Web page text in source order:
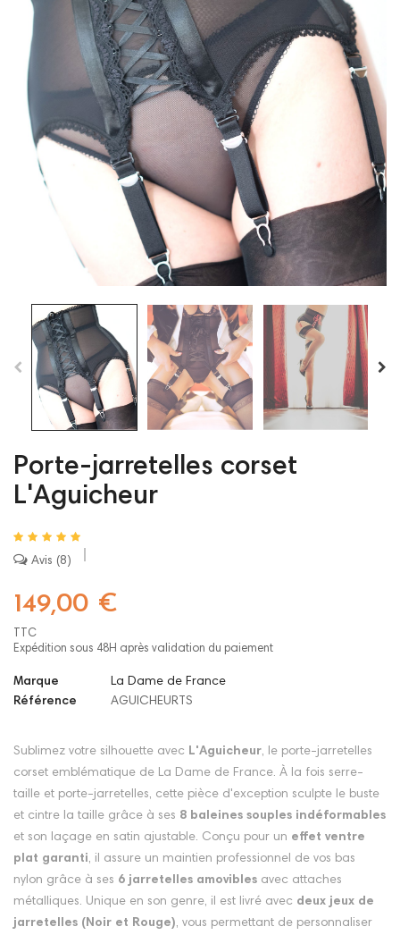
Porte-jarretelles corset
L'Aguicheur
Avis 8
149,00 €
TTC
Expédition sous 48H après validation du paiement
Marque
La Dame de France
Référence
AGUICHEURTS
Sublimez votre silhouette avec L'Aguicheur, le porte-jarretelles
corset emblématique de La Dame de France. À la fois serre-
taille et porte-jarretelles, cette pièce d'exception sculpte le buste
et cintre la taille grâce à ses 8 baleines souples indéformables
et son laçage en satin ajustable. Conçu pour un effet ventre
plat garanti, il assure un maintien professionnel de vos bas
nylon grâce à ses 6 jarretelles amovibles avec attaches
métalliques. Unique en son genre, il est livré avec deux jeux de
jarretelles (Noir et Rouge), vous permettant de personnaliser